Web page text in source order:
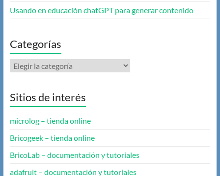
Usando en educación chatGPT para generar contenido
Categorías
Categorías
Sitios de interés
microlog – tienda online
Bricogeek – tienda online
BricoLab – documentación y tutoriales
adafruit – documentación y tutoriales